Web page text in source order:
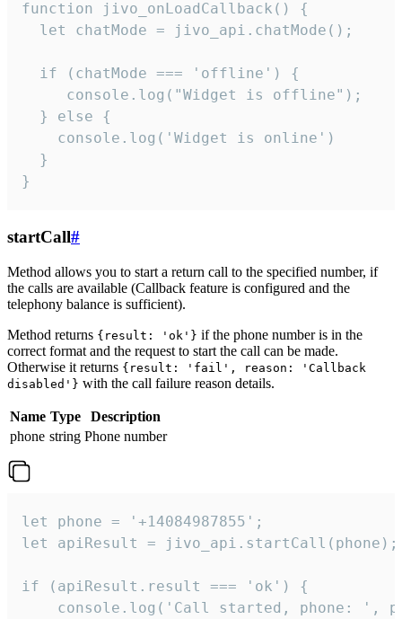
function jivo_onLoadCallback() {
  let chatMode = jivo_api.chatMode();
  if (chatMode === 'offline') {
     console.log("Widget is offline");
  } else {
    console.log('Widget is online')
  }
}
startCall#
Method allows you to start a return call to the specified number, if
the calls are available (Callback feature is configured and the
telephony balance is sufficient).
Method returns {result: 'ok'} if the phone number is in the
correct format and the request to start the call can be made.
Otherwise it returns {result: 'fail', reason: 'Callback
disabled'} with the call failure reason details.
Name Type
Description
phone string Phone number
let phone = '+14084987855';
let apiResult = jivo_api.startCall(phone);
if (apiResult.result === 'ok') {
console.log('Call started, phone: ',